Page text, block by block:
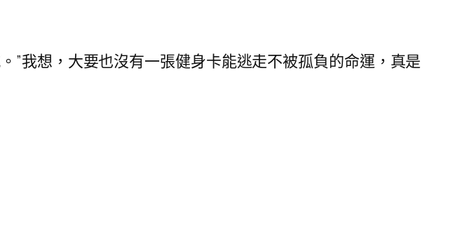
我想，大要也沒有一張健身卡能逃走不被孤負的命運，真是